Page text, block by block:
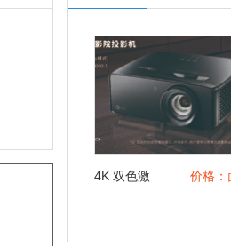
4K 双色激
价格：